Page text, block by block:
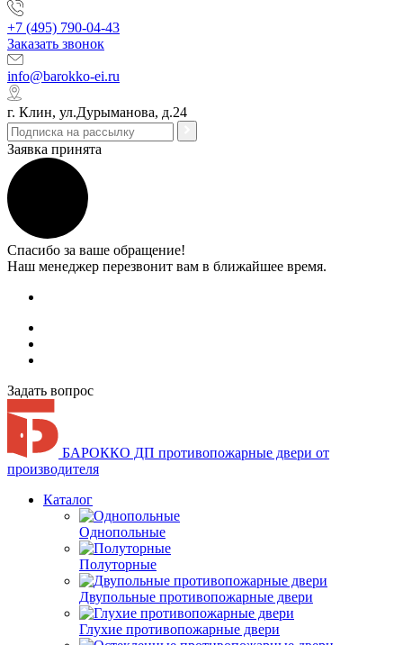
+7 (495) 790-04-43
Заказать звонок
info@barokko-ei.ru
г. Клин, ул.Дурыманова, д.24
Заявка принята
Спасибо за ваше обращение!
Наш менеджер перезвонит вам в ближайшее время.
Задать вопрос
БАРОККО ДП противопожарные двери от
производителя
Каталог
Однопольные
Полуторные
Двупольные противопожарные двери
Глухие противопожарные двери